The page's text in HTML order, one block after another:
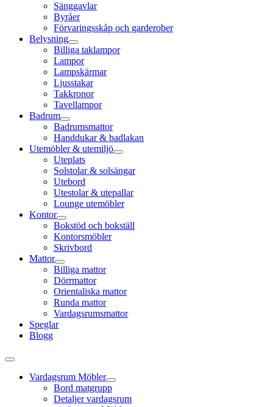
Sänggavlar
Byråer
Förvaringsskåp och garderober
Belysning
Billiga taklampor
Lampor
Lampskärmar
Ljusstakar
Takkronor
Tavellampor
Badrum
Badrumsmattor
Handdukar & badlakan
Utemöbler & utemiljö
Uteplats
Solstolar & solsängar
Utebord
Utestolar & utepallar
Lounge utemöbler
Kontor
Bokstöd och bokställ
Kontorsmöbler
Skrivbord
Mattor
Billiga mattor
Dörrmattor
Orientaliska mattor
Runda mattor
Vardagsrumsmattor
Speglar
Blogg
Vardagsrum Möbler
Bord matgrupp
Detaljer vardagsrum